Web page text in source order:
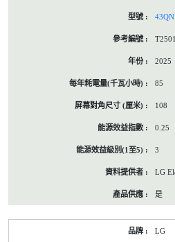
2025
85
108
0.25
3
LG
是
LG